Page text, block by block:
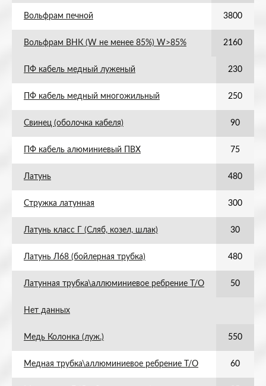
Вольфрам печной 3800
Вольфрам ВНК (W не менее 85%) W>85% 2160
ПФ кабель медный луженый 230
ПФ кабель медный многожильный 250
Свинец (оболочка кабеля) 90
ПФ кабель алюминиевый ПВХ 75
Латунь 480
Стружка латунная 300
Латунь класс Г (Сляб, козел, шлак) 30
Латунь Л68 (бойлерная трубка) 480
Латунная трубка\аллюминиевое ребрение Т/О 50
Нет данных
Медь Колонка (луж.) 550
Медная трубка\аллюминиевое ребрение Т/О 60